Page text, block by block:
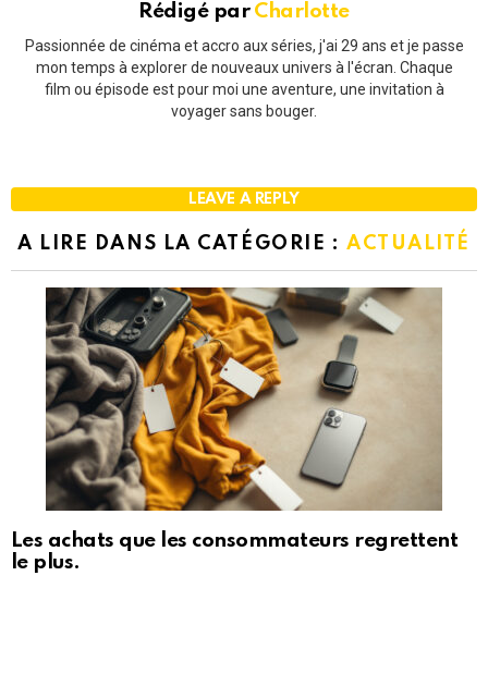
Rédigé par Charlotte
Passionnée de cinéma et accro aux séries, j'ai 29 ans et je passe
mon temps à explorer de nouveaux univers à l'écran. Chaque
film ou épisode est pour moi une aventure, une invitation à
voyager sans bouger.
LEAVE A REPLY
A LIRE DANS LA CATÉGORIE : ACTUALITÉ
Les achats que les consommateurs regrettent
le plus.